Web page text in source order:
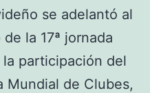
se adelantó al
la 17ª jornada
participación del
Mundial de Clubes,